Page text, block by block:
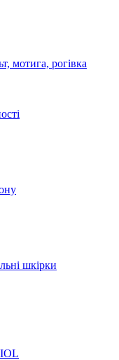
мотига, рогівка
шкірки